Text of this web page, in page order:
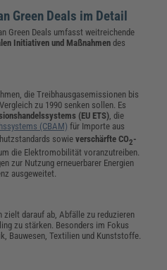
Green Deals im Detail
Green Deals umfasst weitreichende
Initiativen und Maßnahmen des
die Treibhausgasemissionen bis
zu 1990 senken sollen. Es
(EU ETS) , die
(CBAM) für Importe aus
sowieverschärfte CO2-
die Elektromobilität voranzutreiben.
zur Nutzung erneuerbarer Energien
ausgeweitet.
darauf ab, Abfälle zu reduzieren
zu stärken. Besonders im Fokus
Bauwesen, Textilien und Kunststoffe.